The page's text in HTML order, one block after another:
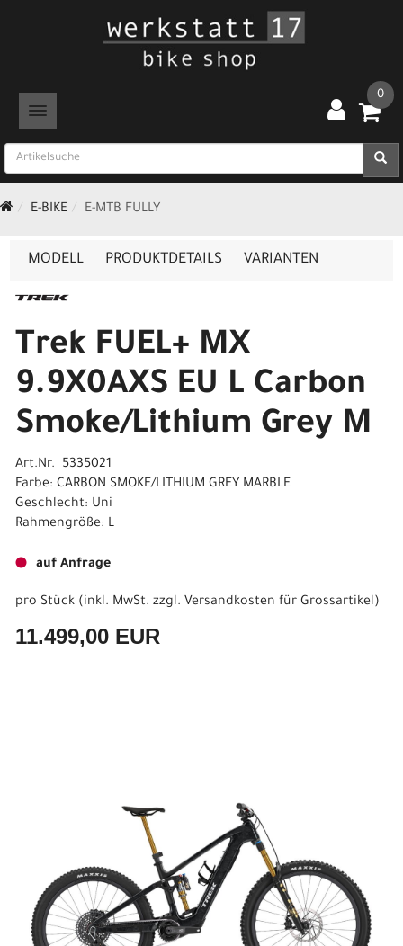
TOGGLE NAVIGATION
0
E-BIKE E-MTB FULLY
MODELL PRODUKTDETAILS VARIANTEN
Trek FUEL+ MX
9.9X0AXS EU L Carbon
Smoke/Lithium Grey M
Art.Nr. 5335021
Farbe: CARBON SMOKE/LITHIUM GREY MARBLE
Geschlecht: Uni
Rahmengröße: L
auf Anfrage
pro Stück (inkl. MwSt. zzgl. Versandkosten für Grossartikel)
11.499,00 EUR